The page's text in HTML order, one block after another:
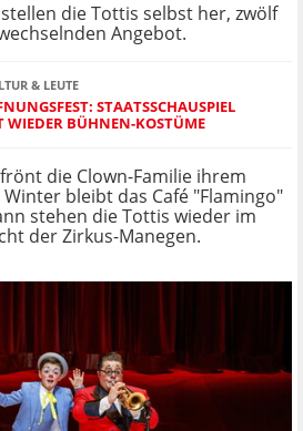
die Tottis selbst her, zwölf
Angebot.
& LEUTE
STAATSSCHAUSPIEL
WIEDER BÜHNEN-KOSTÜME
die Clown-Familie ihrem
bleibt das Café "Flamingo"
stehen die Tottis wieder im
der Zirkus-Manegen.